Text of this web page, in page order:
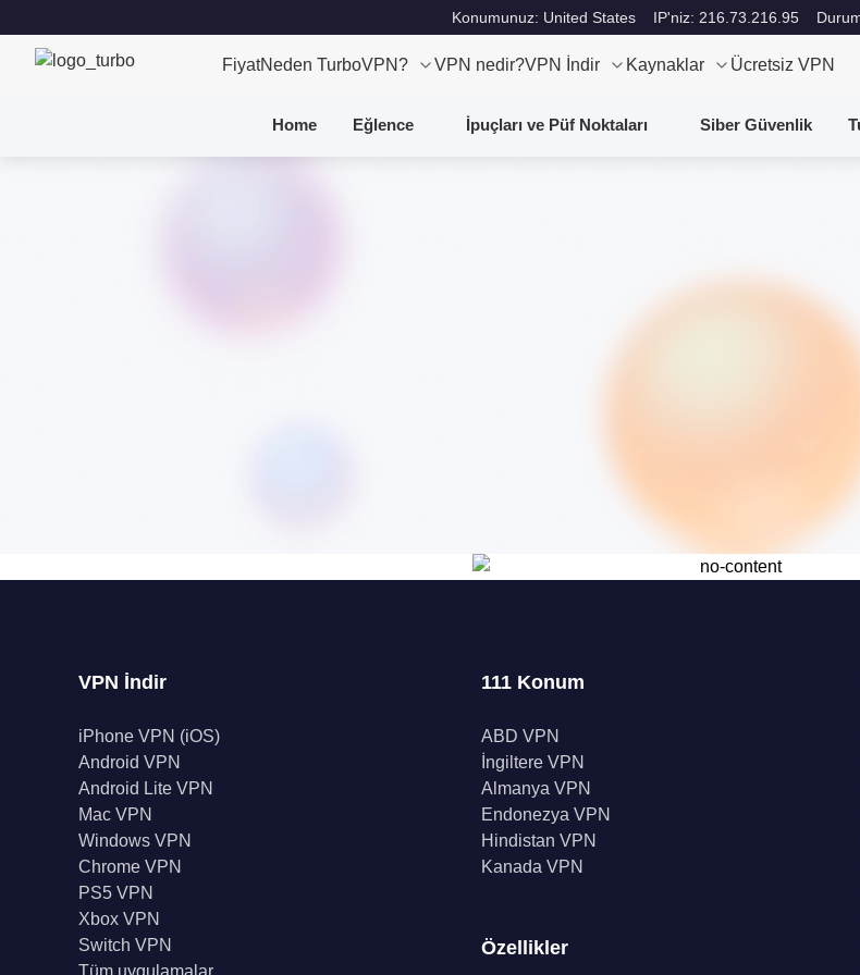
Konumunuz: United States IP'niz: 216.73.216.95
FiyatNeden TurboVPN? VPN nedir?VPN İndir Kaynaklar Ücretsiz VPN
Home Eğlence İpuçları ve Püf Noktaları Siber Güvenlik
VPN İndir
iPhone VPN (iOS)
Android VPN
Android Lite VPN
Mac VPN
Windows VPN
Chrome VPN
PS5 VPN
Xbox VPN
Switch VPN
Tüm uygulamalar
111 Konum
ABD VPN
İngiltere VPN
Almanya VPN
Endonezya VPN
Hindistan VPN
Kanada VPN
Özellikler